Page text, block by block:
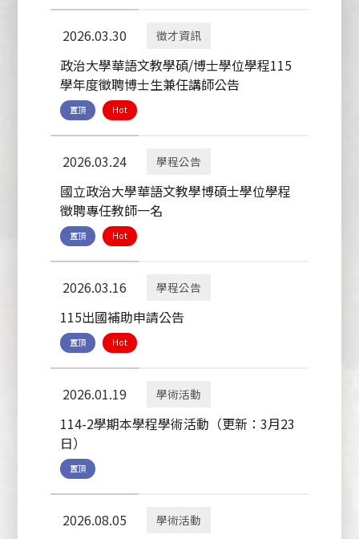
2026.03.30 徵才資訊
政治大學華語文教學碩/博士學位學程115
學年度徵聘博士生兼任講師公告
置頂 Hot
2026.03.24 學程公告
國立政治大學華語文教學博碩士學位學程
徵聘專任教師一名
置頂 Hot
2026.03.16 學程公告
115出國補助申請公告
置頂 Hot
2026.01.19 學術活動
114-2學期本學程學術活動（更新：3月23
日）
置頂
2026.08.05 學術活動